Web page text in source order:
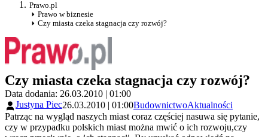
Prawo.pl
Prawo w biznesie
Czy miasta czeka stagnacja czy rozwój?
Czy miasta czeka stagnacja czy rozwój?
Data dodania: 26.03.2010 | 01:00
Justyna Piec26.03.2010 | 01:00BudownictwoAktualności
Patrząc na wygląd naszych miast coraz częściej nasuwa się pytanie,
czy w przypadku polskich miast można mwić o ich rozwoju,czy